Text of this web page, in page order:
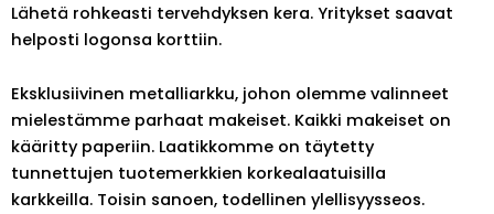
Lähetä rohkeasti tervehdyksen kera. Yritykset saavat
helposti logonsa korttiin.
Eksklusiivinen metalliarkku, johon olemme valinneet
mielestämme parhaat makeiset. Kaikki makeiset on
kääritty paperiin. Laatikkomme on täytetty
tunnettujen tuotemerkkien korkealaatuisilla
karkkeilla. Toisin sanoen, todellinen ylellisyysseos.